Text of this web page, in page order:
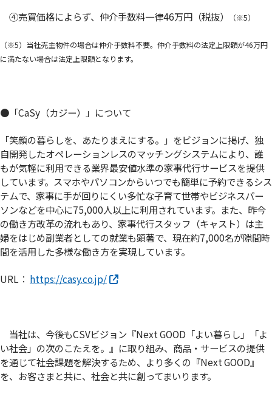
④売買価格によらず、仲介手数料一律46万円（税抜） （※5）
（※5）当社売主物件の場合は仲介手数料不要。仲介手数料の法定上限額が46万円
に満たない場合は法定上限額となります。
●「CaSy（カジー）」について
「笑顔の暮らしを、あたりまえにする。」をビジョンに掲げ、独
自開発したオペレーションレスのマッチングシステムにより、誰
もが気軽に利用できる業界最安値水準の家事代行サービスを提供
しています。スマホやパソコンからいつでも簡単に予約できるシス
テムで、家事に手が回りにくい多忙な子育て世帯やビジネスパー
ソンなどを中心に75,000人以上に利用されています。また、昨今
の働き方改革の流れもあり、家事代行スタッフ（キャスト）は主
婦をはじめ副業者としての就業も顕著で、現在約7,000名が隙間時
間を活用した多様な働き方を実現しています。
URL： https://casy.co.jp/
当社は、今後もCSVビジョン『Next GOOD「よい暮らし」「よ
い社会」の次のこたえを。』に取り組み、商品・サービスの提供
を通じて社会課題を解決するため、より多くの『Next GOOD』
を、お客さまと共に、社会と共に創ってまいります。